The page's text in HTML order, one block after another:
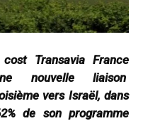
Transavia France
nouvelle liaison
vers Israël, dans
de son programme